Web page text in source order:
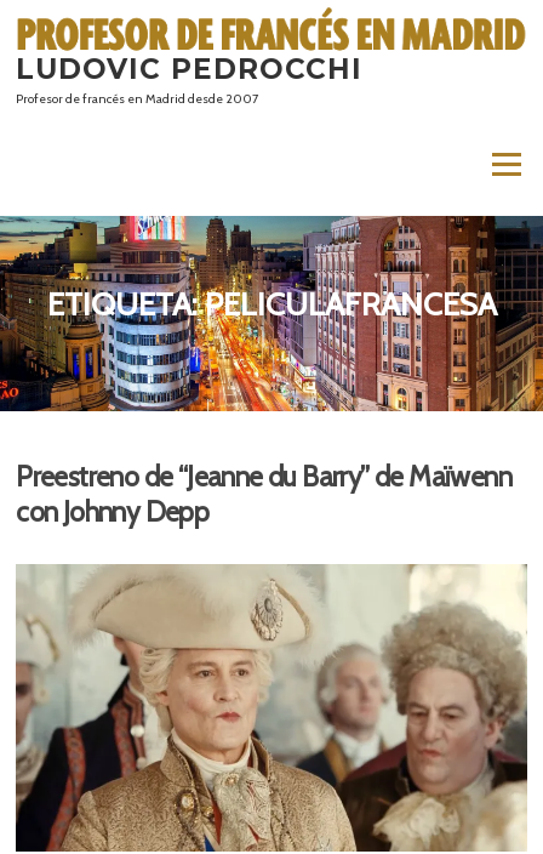
contenido
LUDOVIC PEDROCCHI
Profesor de francés en Madrid desde 2007
Menú
ETIQUETA:PELICULAFRANCESA
Preestreno de “Jeanne du Barry” de Maïwenn
con Johnny Depp